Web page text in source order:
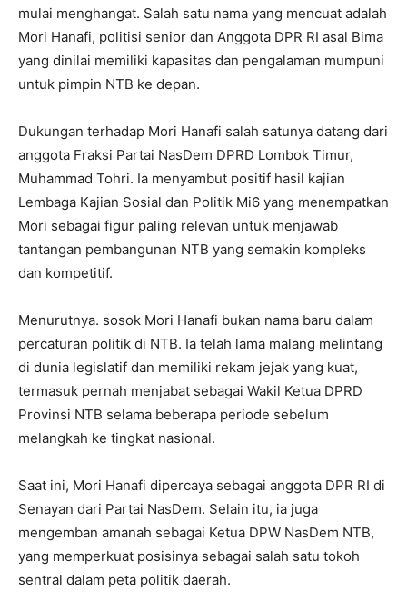
mulai menghangat. Salah satu nama yang mencuat adalah
Mori Hanafi, politisi senior dan Anggota DPR RI asal Bima
yang dinilai memiliki kapasitas dan pengalaman mumpuni
untuk pimpin NTB ke depan.
Dukungan terhadap Mori Hanafi salah satunya datang dari
anggota Fraksi Partai NasDem DPRD Lombok Timur,
Muhammad Tohri. Ia menyambut positif hasil kajian
Lembaga Kajian Sosial dan Politik Mi6 yang menempatkan
Mori sebagai figur paling relevan untuk menjawab
tantangan pembangunan NTB yang semakin kompleks
dan kompetitif.
Menurutnya. sosok Mori Hanafi bukan nama baru dalam
percaturan politik di NTB. Ia telah lama malang melintang
di dunia legislatif dan memiliki rekam jejak yang kuat,
termasuk pernah menjabat sebagai Wakil Ketua DPRD
Provinsi NTB selama beberapa periode sebelum
melangkah ke tingkat nasional.
Saat ini, Mori Hanafi dipercaya sebagai anggota DPR RI di
Senayan dari Partai NasDem. Selain itu, ia juga
mengemban amanah sebagai Ketua DPW NasDem NTB,
yang memperkuat posisinya sebagai salah satu tokoh
sentral dalam peta politik daerah.